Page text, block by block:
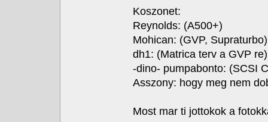
Koszonet:
Reynolds: (A500+)
Mohican: (GVP, Supraturbo)
dh1: (Matrica terv a GVP re)
-dino- pumpabonto: (SCSI
Asszony: hogy meg nem
Most mar ti jottokok a